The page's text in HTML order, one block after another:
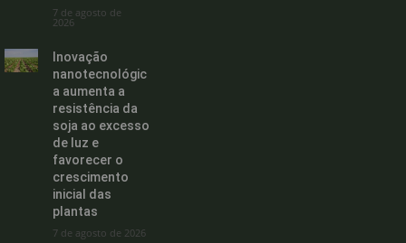
7 de agosto de
2026
Inovação
nanotecnológic
a aumenta a
resistência da
soja ao excesso
de luz e
favorecer o
crescimento
inicial das
plantas
7 de agosto de 2026